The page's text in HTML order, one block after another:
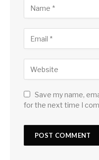
Save my name,
for the next time I